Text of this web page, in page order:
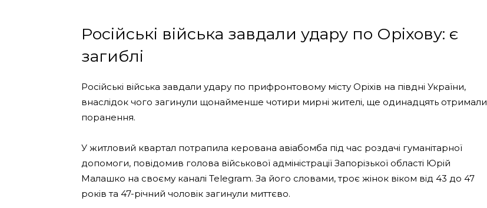
Російські війська завдали удару по Оріхову: є
загиблі
Російські війська завдали удару по прифронтовому місту Оріхів на півдні України,
внаслідок чого загинули щонайменше чотири мирні жителі, ще одинадцять отримали
поранення.
У житловий квартал потрапила керована авіабомба під час роздачі гуманітарної
допомоги, повідомив голова військової адміністрації Запорізької області Юрій
Малашко на своєму каналі Telegram. За його словами, троє жінок віком від 43 до 47
років та 47-річний чоловік загинули миттєво.